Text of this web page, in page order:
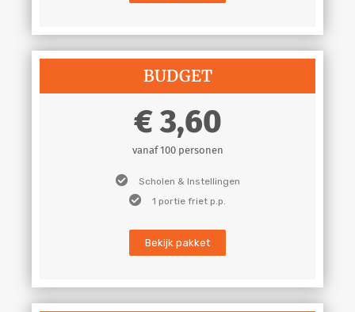
BUDGET
3,60
vanaf 100 personen
Scholen & Instellingen
1 portie friet p.p.
Bekijk pakket